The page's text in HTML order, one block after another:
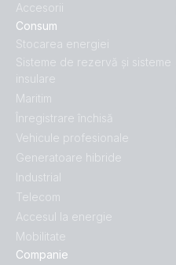
Accesorii
Consum
Stocarea energiei
Sisteme de rezervă și sisteme
insulare
Maritim
Înregistrare închisă
Vehicule profesionale
Generatoare hibride
Industrial
Telecom
Accesul la energie
Mobilitate
Companie